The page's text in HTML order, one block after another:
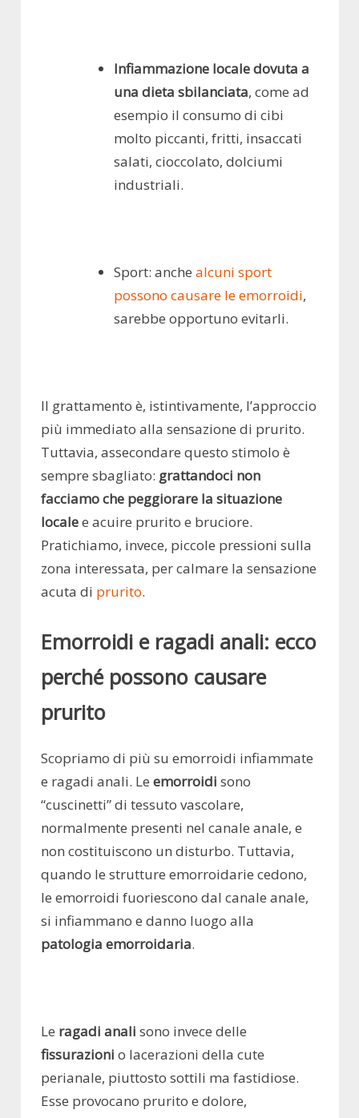
Infiammazione locale dovuta a
una dieta sbilanciata, come ad
esempio il consumo di cibi
molto piccanti, fritti, insaccati
salati, cioccolato, dolciumi
industriali.
Sport: anche alcuni sport
possono causare le emorroidi,
sarebbe opportuno evitarli.
Il grattamento è, istintivamente, l’approccio
più immediato alla sensazione di prurito.
Tuttavia, assecondare questo stimolo è
sempre sbagliato: grattandoci non
facciamo che peggiorare la situazione
localee acuire prurito e bruciore.
Pratichiamo, invece, piccole pressioni sulla
zona interessata, per calmare la sensazione
acuta di prurito.
Emorroidi e ragadi anali: ecco
perché possono causare
prurito
Scopriamo di più su emorroidi infiammate
e ragadi anali. Le emorroidi sono
“cuscinetti” di tessuto vascolare,
normalmente presenti nel canale anale, e
non costituiscono un disturbo. Tuttavia,
quando le strutture emorroidarie cedono,
le emorroidi fuoriescono dal canale anale,
si infiammano e danno luogo alla
patologia emorroidaria.
Le ragadi anali sono invece delle
fissurazioni o lacerazioni della cute
perianale, piuttosto sottili ma fastidiose.
Esse provocano prurito e dolore,